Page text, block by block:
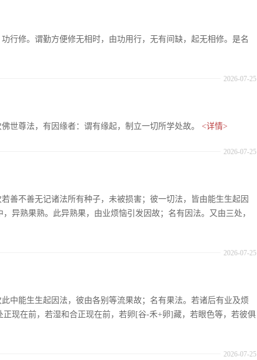
功行修。谓勤方便修无相时，由功用行，无有间缺，起无相修。是名
2026-07-25
世尊法，有因缘者：谓有缘起，制立一切所学处故。 <详情>
2026-07-25
善不善无记诸法所有种子，未被损害；彼一切法，皆由能生生起因
异熟果熟。此异熟果，由业烦恼引发因故；名有因法。又由三处，
2026-07-25
此中能生生起因法，彼由各别等流果故；名有果法。若诸后有业及烦
现在前，若湿和合正现在前，若卵[谷-禾+卵]藏，若眼色等，若彼俱
2026-07-25